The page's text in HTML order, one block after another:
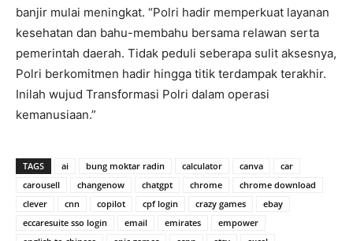
banjir mulai meningkat. “Polri hadir memperkuat layanan
kesehatan dan bahu-membahu bersama relawan serta
pemerintah daerah. Tidak peduli seberapa sulit aksesnya,
Polri berkomitmen hadir hingga titik terdampak terakhir.
Inilah wujud Transformasi Polri dalam operasi
kemanusiaan.”
TAGS ai bung moktar radin calculator canva
car
carousell
changenow chatgpt chrome
chrome download
clever
cnn copilot cpf login crazy games
ebay
eccaresuite sso login
email emirates
empower